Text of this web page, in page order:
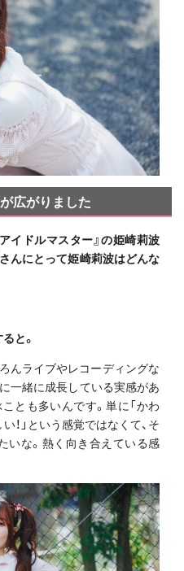
広がりました
イドルマスター』の姫崎莉波
んにとって姫崎莉波はどんな
と。
んライブやレコーディングな
一緒に成長している実感があ
とも多いんです。単に「かわ
！」という感覚ではなくて、そ
いな。熱く向き合えている感